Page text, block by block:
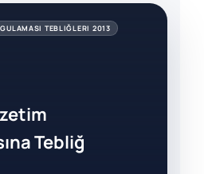
TEBLIĞLERI 2013
Tebliğ